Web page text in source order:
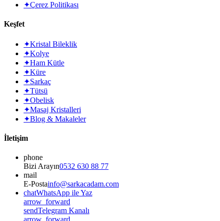
✦Çerez Politikası
Keşfet
✦Kristal Bileklik
✦Kolye
✦Ham Kütle
✦Küre
✦Sarkaç
✦Tütsü
✦Obelisk
✦Masaj Kristalleri
✦Blog & Makaleler
İletişim
phone
Bizi Arayın0532 630 88 77
mail
E-Postainfo@sarkacadam.com
chatWhatsApp ile Yaz
arrow_forward
sendTelegram Kanalı
arrow_forward